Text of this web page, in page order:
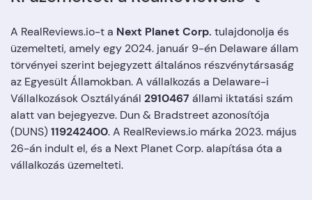
A RealReviews.io-t a Next Planet Corp. tulajdonolja és
üzemelteti, amely egy 2024. január 9-én Delaware állam
törvényei szerint bejegyzett általános részvénytársaság
az Egyesült Államokban. A vállalkozás a Delaware-i
Vállalkozások Osztályánál 2910467 állami iktatási szám
alatt van bejegyezve. Dun & Bradstreet azonosítója
(DUNS)119242400. A RealReviews.io márka 2023. május
26-án indult el, és a Next Planet Corp. alapítása óta a
vállalkozás üzemelteti.